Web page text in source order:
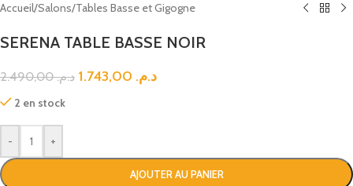
Accueil/Salons/Tables Basse et Gigogne
SERENA TABLE BASSE NOIR
د.م.2.490,00 د.م.
2 en stock
- +
AJOUTER AU PANIER